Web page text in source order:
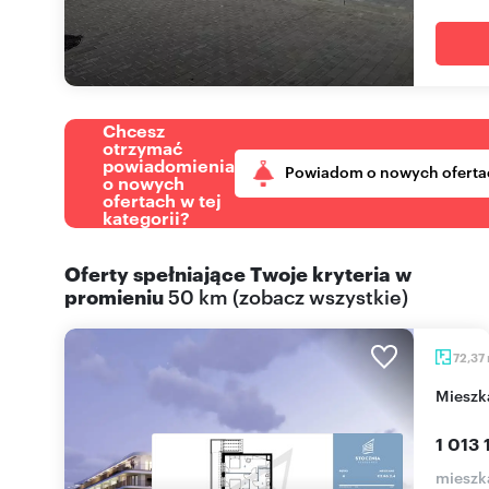
Chcesz
otrzymać
powiadomienia
o nowych
ofertach w tej
kategorii?
Powiadom o nowych
Oferty spełniające Twoje kryteria w
promieniu50 km (zobacz wszystkie)
72,37
1 013